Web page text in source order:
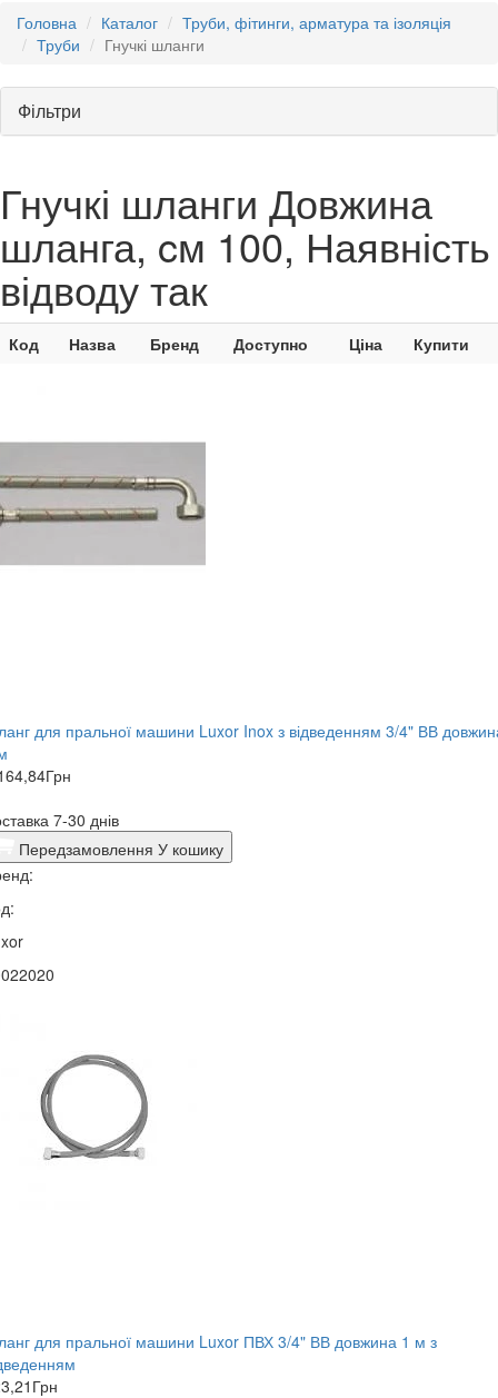
Головна Каталог
Труби, фітинги, арматура та ізоляція
Труби
Гнучкі шланги
Фільтри
Гнучкі шланги Довжина
шланга, cм 100, Наявність
відводу так
Код Назва Бренд Доступно Ціна Купити
для пральної машини Luxor Inox з відведенням 3/4" ВВ
Грн
7-30 днів
Передзамовлення У кошику
для пральної машини Luxor ПВХ 3/4" ВВ довжина 1 м з
Грн